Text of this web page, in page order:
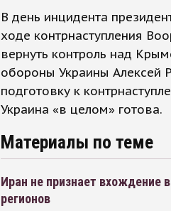
В день инцидента
ходе контрнаступления
вернуть контроль над
обороны Украины Алексей
подготовку к
Украина «в целом» готова.
Материалы по теме
Иран не признает вхождение
регионов